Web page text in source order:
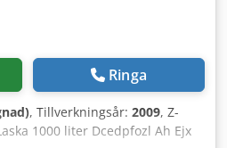
Ringa
, Tillverkningsår: 2009, Z-
1000 liter Dcedpfozl Ah Ejx